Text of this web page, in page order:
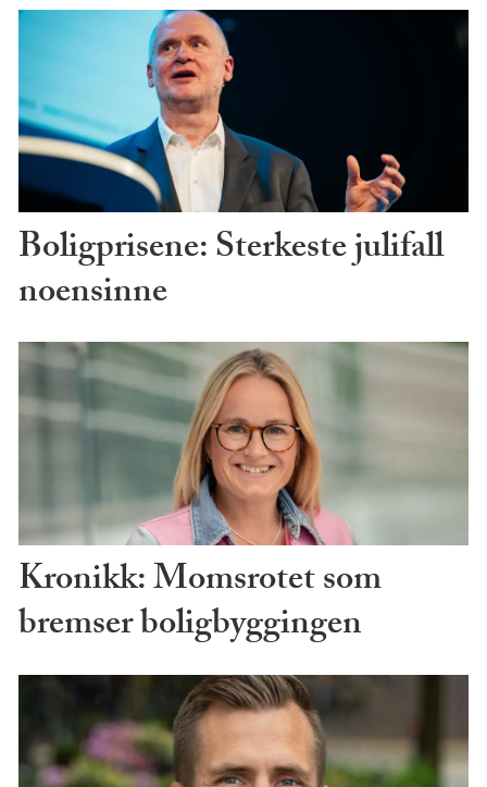
Boligprisene: Sterkeste julifall
noensinne
Kronikk: Momsrotet som
bremser boligbyggingen